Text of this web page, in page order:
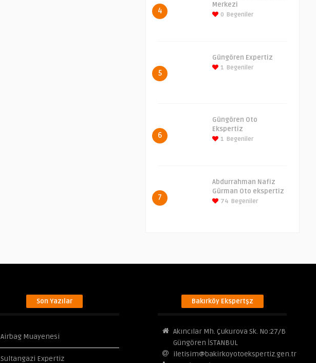
4
Merkezi
0 Begeniler
5
Güngören Expertiz
1 Begeniler
6
Güngören Oto
Ekspertiz
1 Begeniler
7
Abdurrahman Nafiz
Gürman Oto ekspertiz
74 Begeniler
Son Yazılar
Airbag Muayenesi
Sultangazi Expertiz
Bakırköy Ekspertşz
Akıncılar Mh. Çukurova Sk. No:27/B
Güngören İSTANBUL
iletisim@bakirkoyotoekspertiz.gen.tr